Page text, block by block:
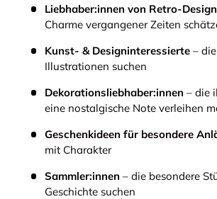
Liebhaber:innen von Retro-
Charme vergangener Zeiten
Kunst- & Designinteressierte–
Illustrationen suchen
Dekorationsliebhaber:innen – die
eine nostalgische Note verleihen
Geschenkideen für besondere
mit Charakter
Sammler:innen – die besondere
Geschichte suchen